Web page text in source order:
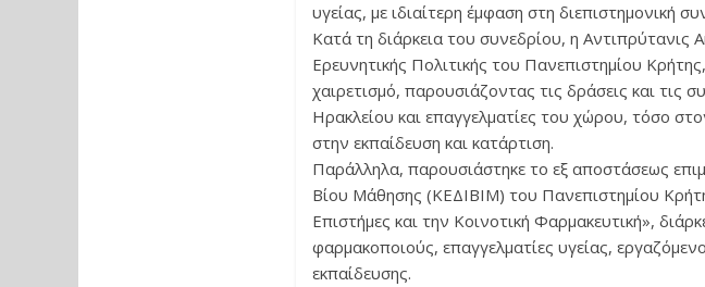
υγείας, με ιδιαίτερη έμφαση στη διεπιστημονική
Κατά τη διάρκεια του συνεδρίου, η
Ερευνητικής Πολιτικής του Πανεπιστημίου
χαιρετισμό, παρουσιάζοντας τις δράσεις και τις
Ηρακλείου και επαγγελματίες του χώρου, τόσο
στην εκπαίδευση και κατάρτιση.
Παράλληλα, παρουσιάστηκε το εξ αποστάσεως
Βίου Μάθησης (ΚΕΔΙΒΙΜ) του Πανεπιστημίου
Επιστήμες και την Κοινοτική Φαρμακευτική»,
φαρμακοποιούς, επαγγελματίες υγείας,
εκπαίδευσης.